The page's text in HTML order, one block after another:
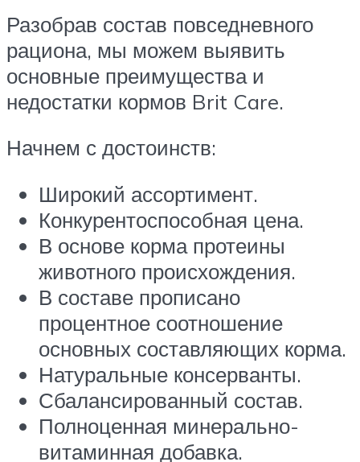
Разобрав состав повседневного
рациона, мы можем выявить
основные преимущества и
недостатки кормов Brit Care.
Начнем с достоинств:
Широкий ассортимент.
Конкурентоспособная цена.
В основе корма протеины
животного происхождения.
В составе прописано
процентное соотношение
основных составляющих корма.
Натуральные консерванты.
Сбалансированный состав.
Полноценная минерально-
витаминная добавка.